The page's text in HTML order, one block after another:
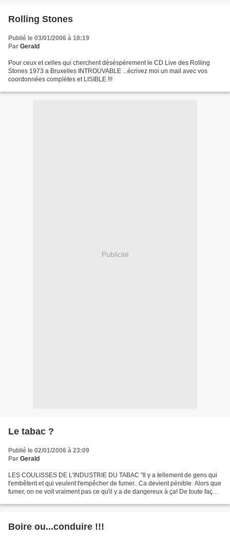
Rolling Stones
Publié le 03/01/2006 à 18:19
Par Gerald
Pour ceux et celles qui cherchent déséspèrement le CD Live des Rolling
Stones 1973 a Bruxelles INTROUVABLE ...écrivez moi un mail avec vos
coordonnées complètes et LISIBLE !!!
Publicité
Le tabac ?
Publié le 02/01/2006 à 23:09
Par Gerald
LES COULISSES DE L'INDUSTRIE DU TABAC "Il y a tellement de gens qui
t'embêtent et qui veulent t'empêcher de fumer.. Ca devient pénible. Alors que
fumer, on ne voit vraiment pas ce qu'il y a de dangereux à ça! De toute façon,
Boire ou...conduire !!!